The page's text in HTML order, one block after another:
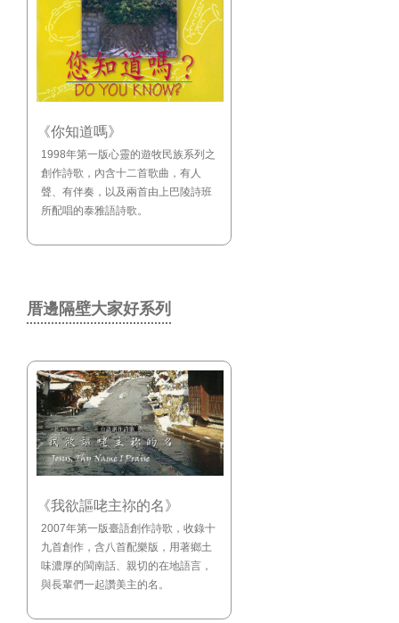
《你知道嗎》
1998年第一版心靈的遊牧民族系列之
創作詩歌，內含十二首歌曲，有人
聲、有伴奏，以及兩首由上巴陵詩班
所配唱的泰雅語詩歌。
厝邊隔壁大家好系列
《我欲謳咾主祢的名》
2007年第一版臺語創作詩歌，收錄十
九首創作，含八首配樂版，用著鄉土
味濃厚的閩南話、親切的在地語言，
與長輩們一起讚美主的名。